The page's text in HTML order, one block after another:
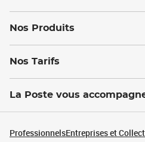
Nos Produits
Nos Tarifs
La Poste vous
ProfessionnelsEntreprises et